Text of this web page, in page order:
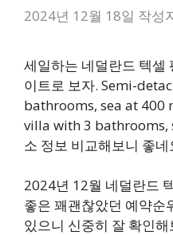
2024년 12월 18일 작성
세일하는 네덜란드 텍셀
이트로 보자. Semi-
bathrooms, sea at 400
villa with 3 bathrooms,
소 정보 비교해보니 좋네
2024년 12월 네덜란드
좋은 꽤괜찮았던 예약순
있으니 신중히 잘 확인